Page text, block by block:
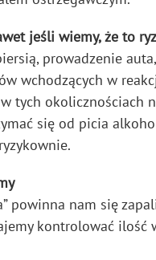
jeśli wiemy, że to
prowadzenie auta,
wchodzących w
tych okolicznościach
się od picia
powinna nam się
kontrolować ilość